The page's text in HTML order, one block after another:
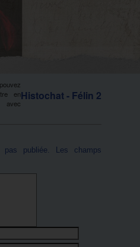
Histochat - Félin 2
en
avec
publiée.
Les champs